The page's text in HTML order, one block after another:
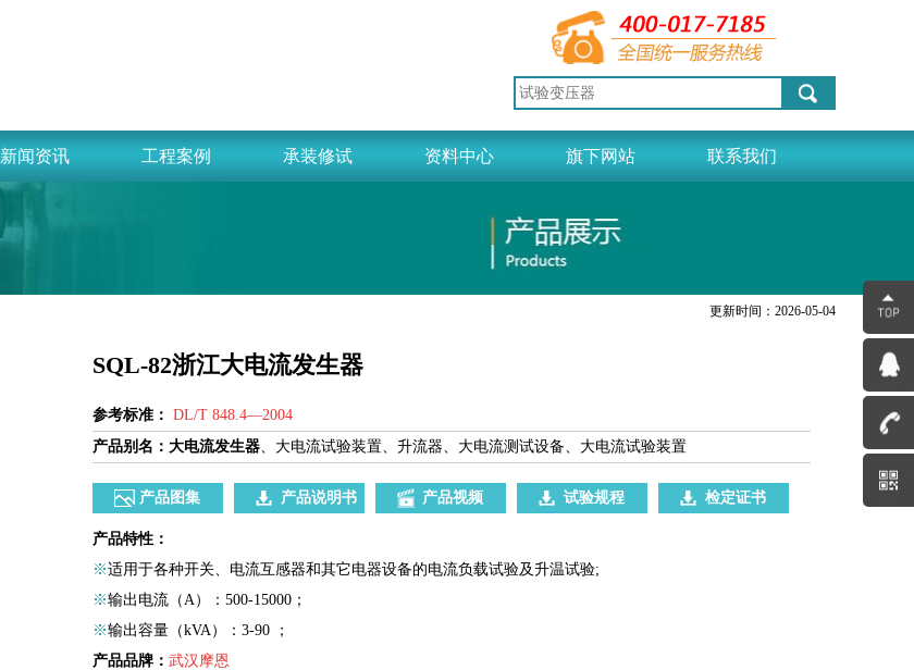
新闻资讯 工程案例 承装修试 资料中心 旗下网站 联系我们
更新时间：2026-05-04
SQL-82浙江大电流发生器
参考标准： DL/T 848.4—2004
产品别名： 大电流发生器、大电流试验装置、升流器、大电流测试设备、大电流试验装置
产品图集 产品说明书 产品视频 试验规程 检定证书
产品特性：
※适用于各种开关、电流互感器和其它电器设备的电流负载试验及升温试验;
※输出电流（A）：500-15000；
※输出容量（kVA）：3-90 ；
产品品牌： 武汉摩恩